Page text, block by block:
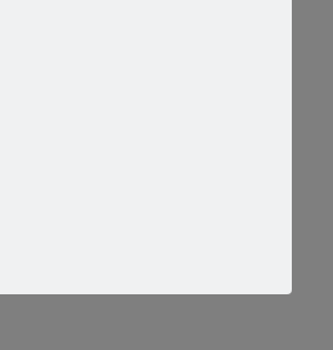
में बंद होंगे सभी अवैध कट, फोरलेन पर झाडय़िां
प्रशासन